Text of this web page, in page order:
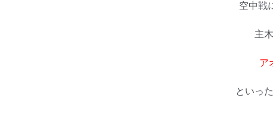
空中戦
主
ア
といった